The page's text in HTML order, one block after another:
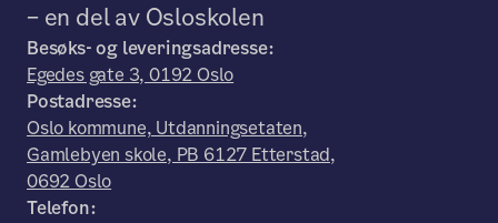
– en del av Osloskolen
Besøks- og leveringsadresse:
Egedes gate 3, 0192 Oslo
Postadresse:
Oslo kommune, Utdanningsetaten,
Gamlebyen skole, PB 6127 Etterstad,
0692 Oslo
Telefon: